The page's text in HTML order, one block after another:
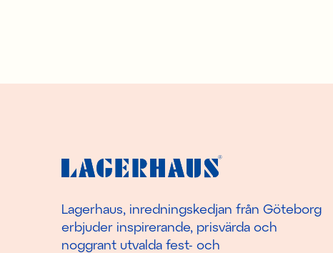
Lagerhaus, inredningskedjan från Göteborg
erbjuder inspirerande, prisvärda och
noggrant utvalda fest- och